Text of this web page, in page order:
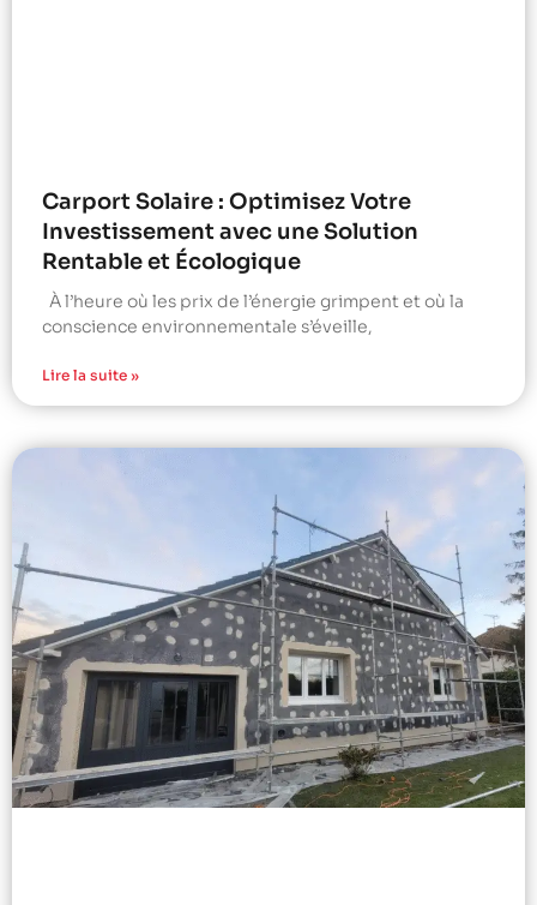
Carport Solaire : Optimisez Votre
Investissement avec une Solution
Rentable et Écologique
À l’heure où les prix de l’énergie grimpent et où la
conscience environnementale s’éveille,
Lire la suite »